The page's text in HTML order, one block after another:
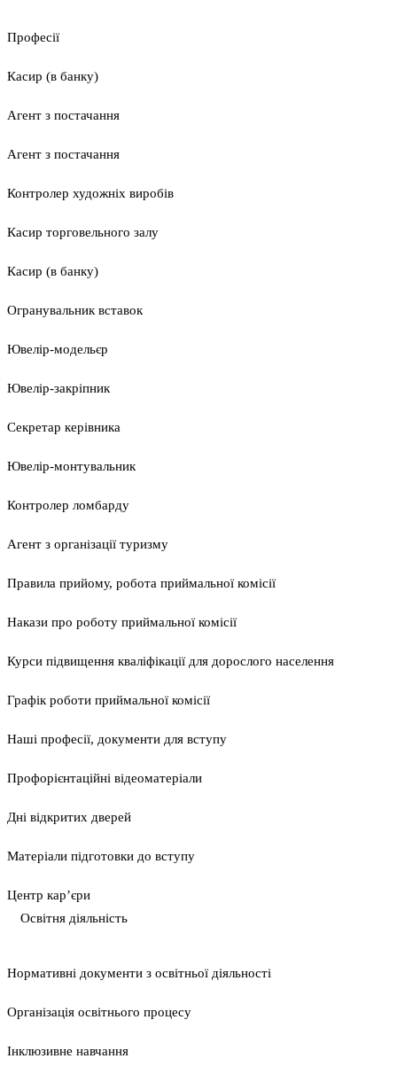
Професії
Касир (в банку)
Агент з постачання
Агент з постачання
Контролер художніх виробів
Касир торговельного залу
Касир (в банку)
Огранувальник вставок
Ювелір-модельєр
Ювелір-закріпник
Секретар керівника
Ювелір-монтувальник
Контролер ломбарду
Агент з організації туризму
Правила прийому, робота приймальної комісії
Накази про роботу приймальної комісії
Курси підвищення кваліфікації для дорослого населення
Графік роботи приймальної комісії
Наші професії, документи для вступу
Профорієнтаційні відеоматеріали
Дні відкритих дверей
Матеріали підготовки до вступу
Центр кар’єри
Освітня діяльність
Нормативні документи з освітньої діяльності
Організація освітнього процесу
Інклюзивне навчання